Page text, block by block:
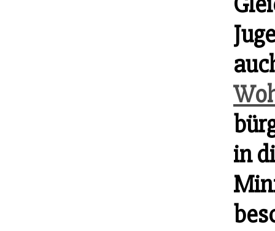
in